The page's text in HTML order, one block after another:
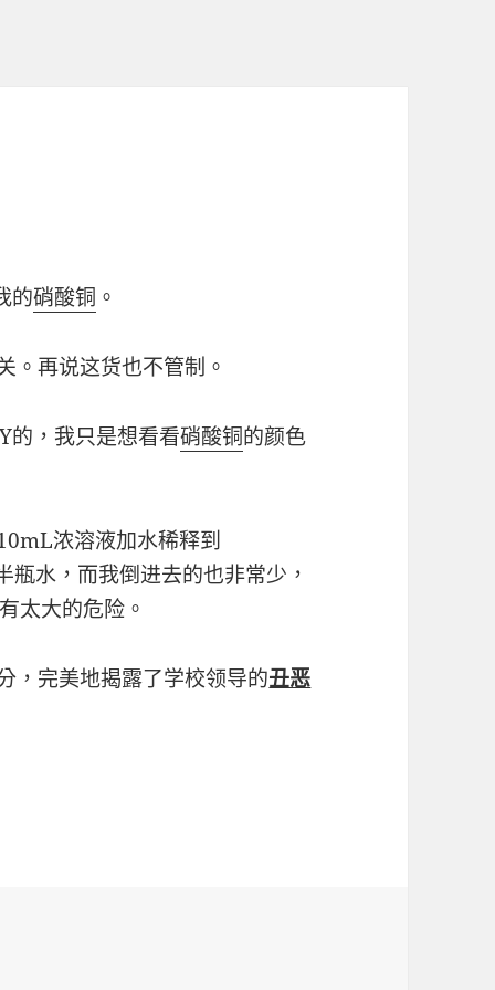
的硝酸铜 。
。再说这货也不管制。
的，我只是想看看硝酸铜的颜色
浓溶液加水稀释到
水，而我倒进去的也非常少，
太大的危险。
，完美地揭露了学校领导的丑恶